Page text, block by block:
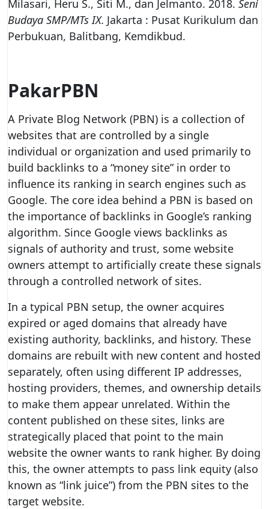
Milasari, Heru S., Siti M., dan Jelmanto. 2018. Seni
Budaya SMP/MTs IX. Jakarta : Pusat Kurikulum dan
Perbukuan, Balitbang, Kemdikbud.
PakarPBN
A Private Blog Network (PBN) is a collection of
websites that are controlled by a single
individual or organization and used primarily to
build backlinks to a “money site” in order to
influence its ranking in search engines such as
Google. The core idea behind a PBN is based on
the importance of backlinks in Google’s ranking
algorithm. Since Google views backlinks as
signals of authority and trust, some website
owners attempt to artificially create these signals
through a controlled network of sites.
In a typical PBN setup, the owner acquires
expired or aged domains that already have
existing authority, backlinks, and history. These
domains are rebuilt with new content and hosted
separately, often using different IP addresses,
hosting providers, themes, and ownership details
to make them appear unrelated. Within the
content published on these sites, links are
strategically placed that point to the main
website the owner wants to rank higher. By doing
this, the owner attempts to pass link equity (also
known as “link juice”) from the PBN sites to the
target website.